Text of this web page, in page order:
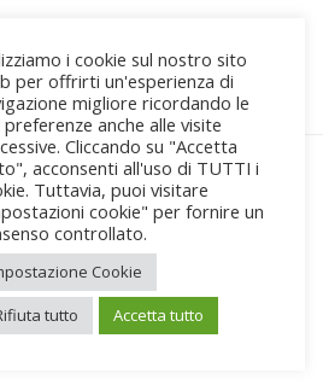
© 2026 All Rights Reserved |
CIN: IT099015B5HBJ7GRMT NEW
& Cookies
& privacy
Credits [PR]
i cookie sul nostro sito
per offrirti un'esperienza di
migliore ricordando le
anche alle visite
Cliccando su "Accetta
acconsenti all'uso di TUTTI i
Tuttavia, puoi visitare
cookie" per fornire un
controllato.
Cookie
tutto
Accetta tutto